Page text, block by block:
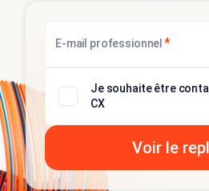
E-mail professionnel *
Je souhaite être
CX